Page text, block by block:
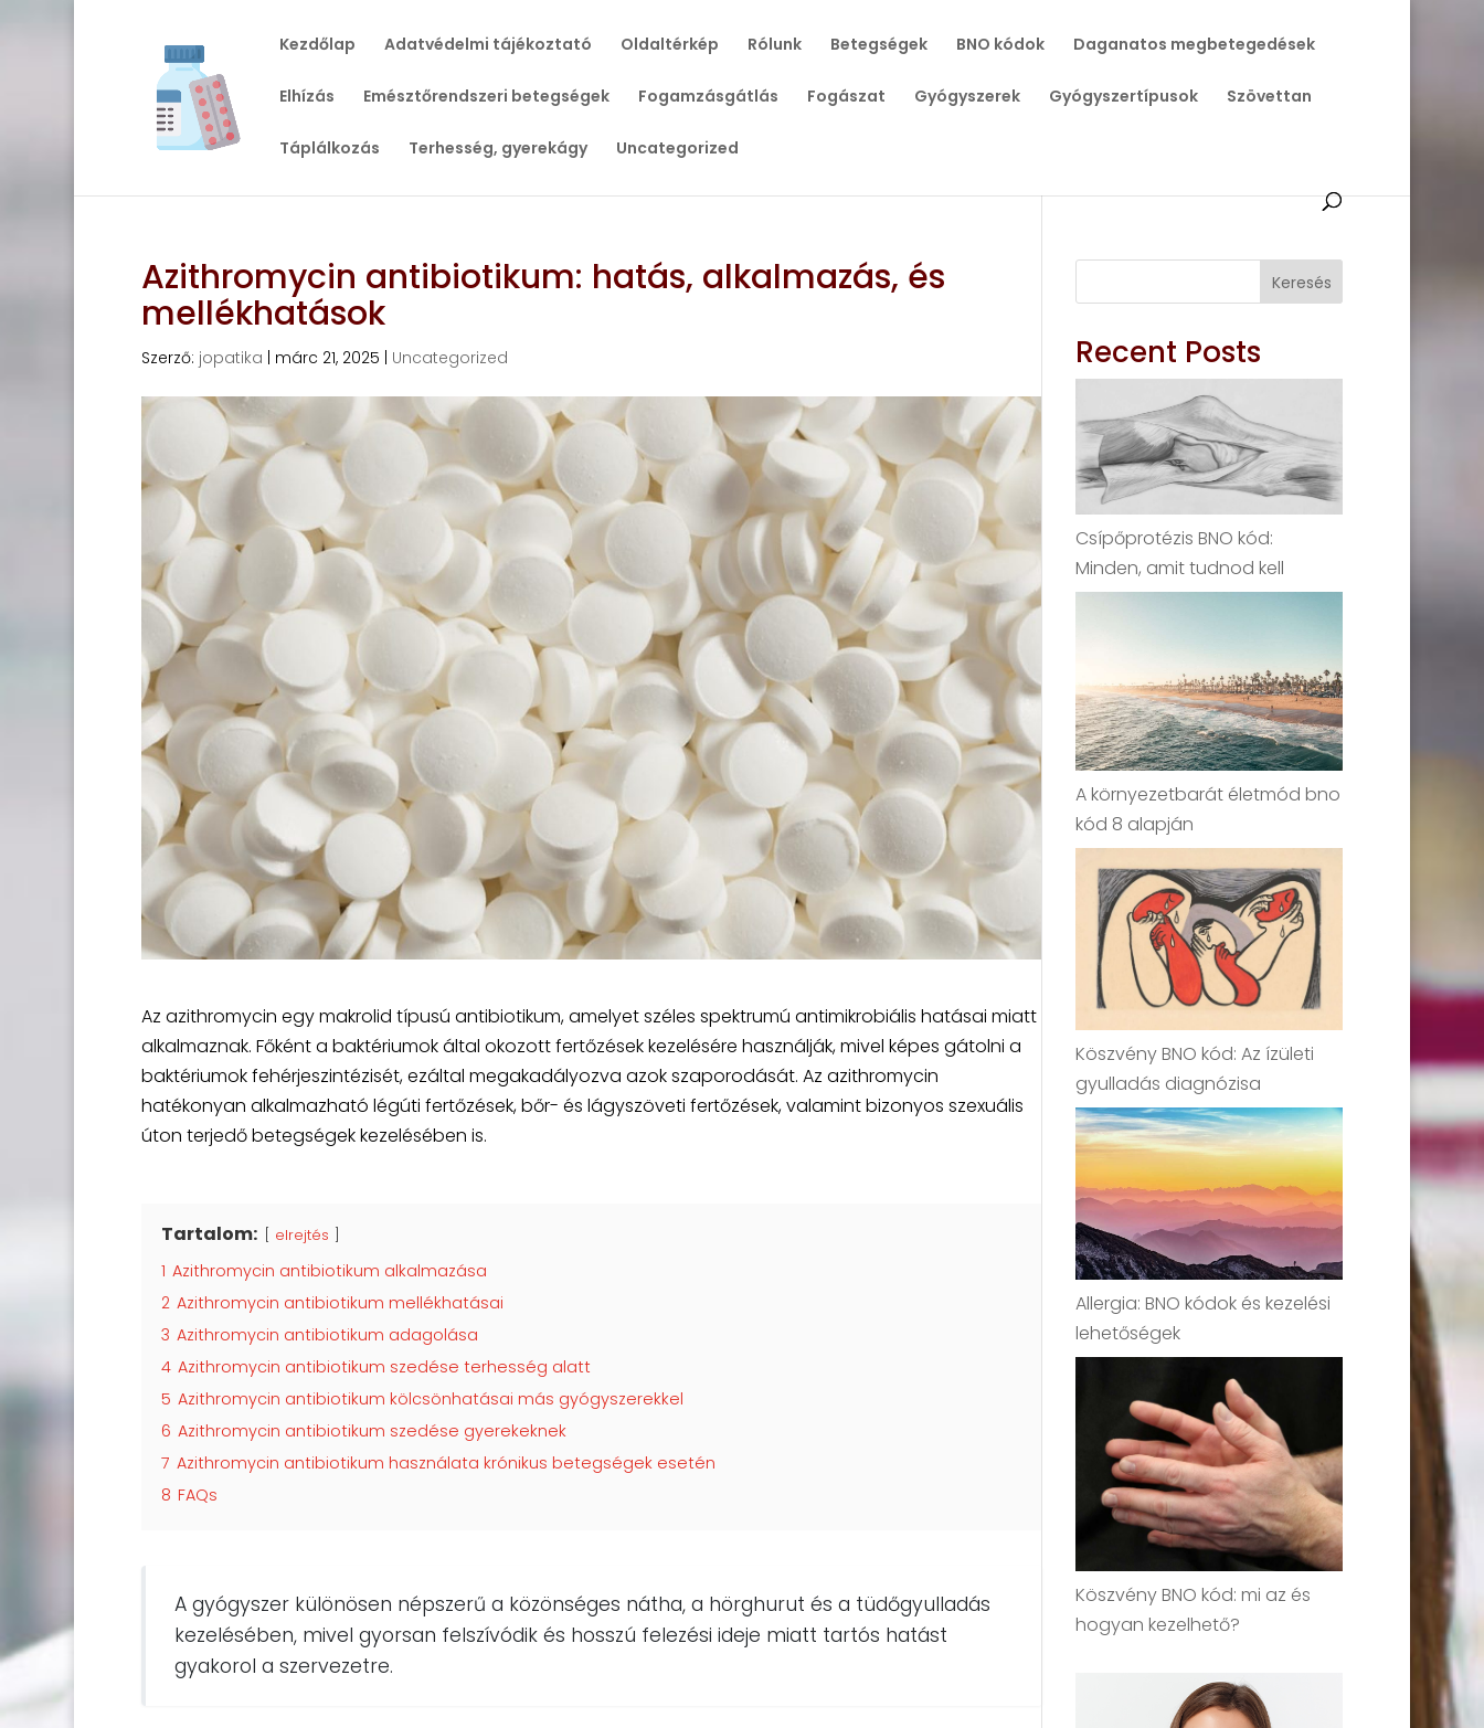
Kezdőlap Adatvédelmi tájékoztató Oldaltérkép Rólunk Betegségek BNO kódok Daganatos megbetegedések
Elhízás Emésztőrendszeri betegségek Fogamzásgátlás Fogászat Gyógyszerek Gyógyszertípusok Szövettan
Táplálkozás Terhesség, gyerekágy Uncategorized
Azithromycin antibiotikum: hatás, alkalmazás, és
mellékhatások
Szerző: jopatika márc 21, 2025 Uncategorized
Az azithromycin egy makrolid típusú antibiotikum, amelyet széles spektrumú antimikrobiális hatásai miatt
alkalmaznak. Főként a baktériumok által okozott fertőzések kezelésére használják, mivel képes gátolni a
baktériumok fehérjeszintézisét, ezáltal megakadályozva azok szaporodását. Az azithromycin
hatékonyan alkalmazható légúti fertőzések, bőr- és lágyszöveti fertőzések, valamint bizonyos szexuális
úton terjedő betegségek kezelésében is.
Tartalom: elrejtés
1 Azithromycin antibiotikum alkalmazása
2 Azithromycin antibiotikum mellékhatásai
3 Azithromycin antibiotikum adagolása
4 Azithromycin antibiotikum szedése terhesség alatt
5 Azithromycin antibiotikum kölcsönhatásai más gyógyszerekkel
6 Azithromycin antibiotikum szedése gyerekeknek
7 Azithromycin antibiotikum használata krónikus betegségek esetén
8 FAQs
A gyógyszer különösen népszerű a közönséges nátha, a hörghurut és a tüdőgyulladás
kezelésében, mivel gyorsan felszívódik és hosszú felezési ideje miatt tartós hatást
gyakorol a szervezetre.
Keresés
Recent Posts
Csípőprotézis BNO kód:
Minden, amit tudnod kell
A környezetbarát életmód bno
kód 8 alapján
Köszvény BNO kód: Az ízületi
gyulladás diagnózisa
Allergia: BNO kódok és kezelési
lehetőségek
Köszvény BNO kód: mi az és
hogyan kezelhető?